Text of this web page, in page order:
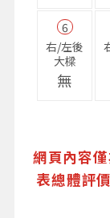
6
右/左後
大樑
無
網頁內容
表總體評